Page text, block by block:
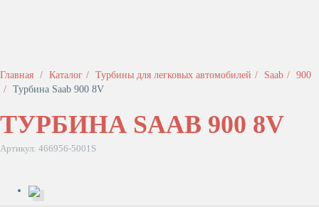
Главная Каталог Турбины для легковых автомобилей Saab
900
Турбина Saab 900 8V
ТУРБИНА SAAB 900 8V
Артикул: 466956-5001S